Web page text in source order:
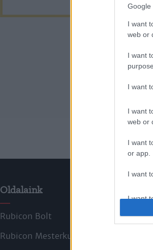
Google
I want
web or
I want
I want
I want
web or
I want
or app.
I want
I want
Oldalaink
Rubicon Bolt
Rubicon Mesterkurzus